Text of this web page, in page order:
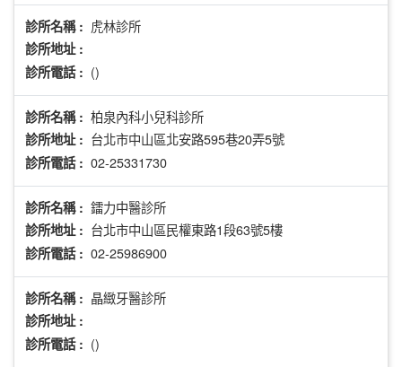
診所名稱 : 虎林診所
診所地址 :
診所電話 : ()
診所名稱 : 柏泉內科小兒科診所
診所地址 : 台北市中山區北安路595巷20弄5號
診所電話 : 02-25331730
診所名稱 : 鐳力中醫診所
診所地址 : 台北市中山區民權東路1段63號5樓
診所電話 : 02-25986900
診所名稱 : 晶緻牙醫診所
診所地址 :
診所電話 : ()